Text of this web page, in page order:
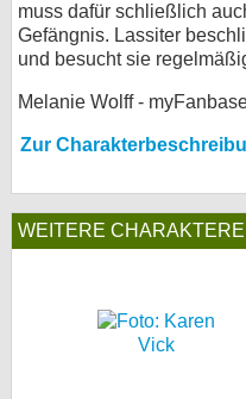
muss dafür schließlich
Gefängnis. Lassiter
und besucht sie
Melanie Wolff -
Zur
WEITERE